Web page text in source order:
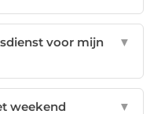
voor mijn
▼
weekend
▼